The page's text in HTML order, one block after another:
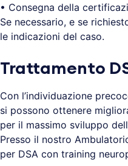
• Consegna della
Se necessario, e se
le indicazioni del caso.
Trattamento
Con l’individuazione
si possono ottenere
per il massimo sviluppo
Presso il nostro
per DSA con training